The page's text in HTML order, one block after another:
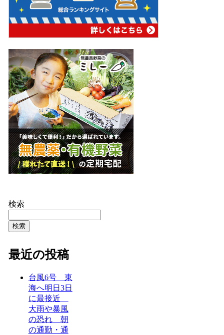
検索
検索
最近の投稿
台風6号 東
海へ明日3日
に最接近
大雨や暴風
の恐れ 朝
の通勤・通